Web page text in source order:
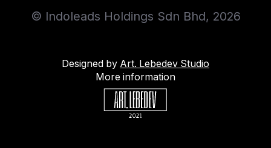
© Indoleads Holdings Sdn Bhd, 2026
Designed by Art. Lebedev Studio
More information